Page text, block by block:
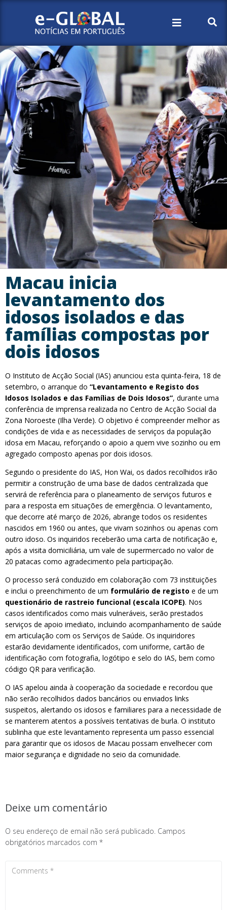
Macau inicia
levantamento dos
idosos isolados e das
famílias compostas por
dois idosos
O Instituto de Acção Social (IAS) anunciou esta quinta-feira, 18 de
setembro, o arranque do “Levantamento e Registo dos
Idosos Isolados e das Famílias de Dois Idosos”, durante uma
conferência de imprensa realizada no Centro de Acção Social da
Zona Noroeste (Ilha Verde). O objetivo é compreender melhor as
condições de vida e as necessidades de serviços da população
idosa em Macau, reforçando o apoio a quem vive sozinho ou em
agregado composto apenas por dois idosos.
Segundo o presidente do IAS, Hon Wai, os dados recolhidos irão
permitir a construção de uma base de dados centralizada que
servirá de referência para o planeamento de serviços futuros e
para a resposta em situações de emergência. O levantamento,
que decorre até março de 2026, abrange todos os residentes
nascidos em 1960 ou antes, que vivam sozinhos ou apenas com
outro idoso. Os inquiridos receberão uma carta de notificação e,
após a visita domiciliária, um vale de supermercado no valor de
20 patacas como agradecimento pela participação.
O processo será conduzido em colaboração com 73 instituições
e inclui o preenchimento de um formulário de registo e de um
questionário de rastreio funcional (escala ICOPE). Nos
casos identificados como mais vulneráveis, serão prestados
serviços de apoio imediato, incluindo acompanhamento de saúde
em articulação com os Serviços de Saúde. Os inquiridores
estarão devidamente identificados, com uniforme, cartão de
identificação com fotografia, logótipo e selo do IAS, bem como
código QR para verificação.
O IAS apelou ainda à cooperação da sociedade e recordou que
não serão recolhidos dados bancários ou enviados links
suspeitos, alertando os idosos e familiares para a necessidade de
se manterem atentos a possíveis tentativas de burla. O instituto
sublinha que este levantamento representa um passo essencial
para garantir que os idosos de Macau possam envelhecer com
maior segurança e dignidade no seio da comunidade.
Deixe um comentário
O seu endereço de email não será publicado. Campos
obrigatórios marcados com *